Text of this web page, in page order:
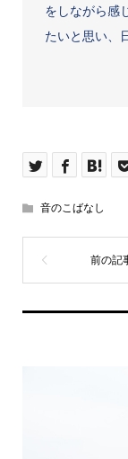
をしながら感
たいと思い、
音のこばなし